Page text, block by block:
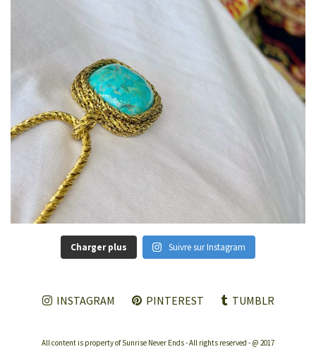
Charger plus Suivre sur Instagram
INSTAGRAM PINTEREST TUMBLR
All content is property of Sunrise Never Ends - All rights reserved - @ 2017